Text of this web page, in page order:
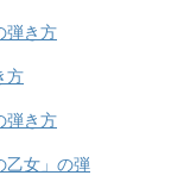
弾き方
方
弾き方
乙女」の弾